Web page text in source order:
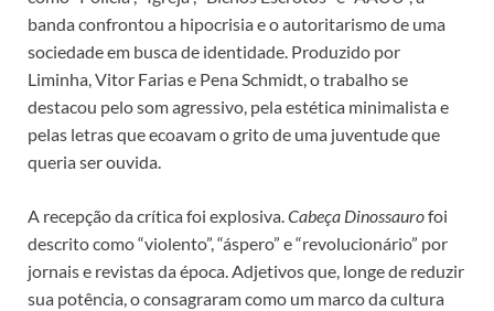
banda confrontou a hipocrisia e o autoritarismo de uma
sociedade em busca de identidade. Produzido por
Liminha, Vitor Farias e Pena Schmidt, o trabalho se
destacou pelo som agressivo, pela estética minimalista e
pelas letras que ecoavam o grito de uma juventude que
queria ser ouvida.
A recepção da crítica foi explosiva. Cabeça Dinossaurofoi
descrito como “violento”, “áspero” e “revolucionário” por
jornais e revistas da época. Adjetivos que, longe de reduzir
sua potência, o consagraram como um marco da cultura